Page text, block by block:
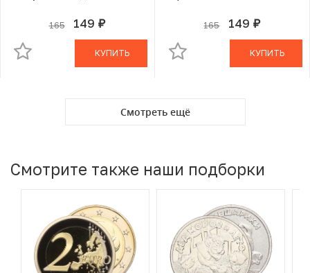
165 149 руб.
В КОРЗИНЕ
КУПИТЬ
165 149 руб.
В КОРЗИНЕ
КУПИТЬ
Смотреть ещё
Смотрите также наши подборки